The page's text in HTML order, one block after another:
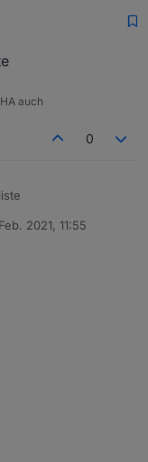
habe nun den
Liste
Adapter neu
Schalter.
Gerät lösche und
Aktor wird nicht
auch
0
2021, 11:55